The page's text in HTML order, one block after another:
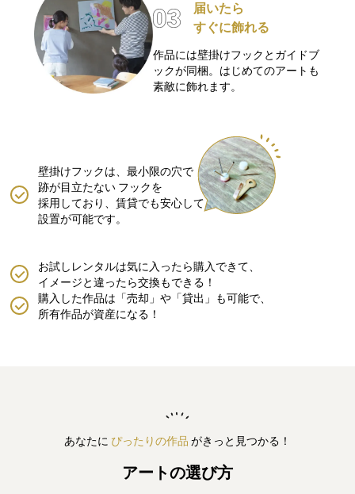
届いたら
すぐに飾れる
作品には壁掛けフックとガイドブ
ックが同梱。はじめてのアートも
素敵に飾れます。
壁掛けフックは、最小限の穴で
跡が目立たない フックを
採用しており、賃貸でも安心して
設置が可能です。
購入した作品は「売却」や「貸出」も可能で、
所有作品が資産になる！
お試しレンタルは気に入ったら購入できて、
イメージと違ったら交換もできる！
あなたに ぴったりの作品 がきっと見つかる！
アートの選び方